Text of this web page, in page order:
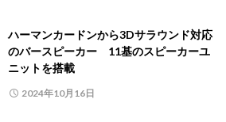
ハーマンカードンから3Dサラウンド対応
のバースピーカー 11基のスピーカーユ
ニットを搭載
2024年10月16日